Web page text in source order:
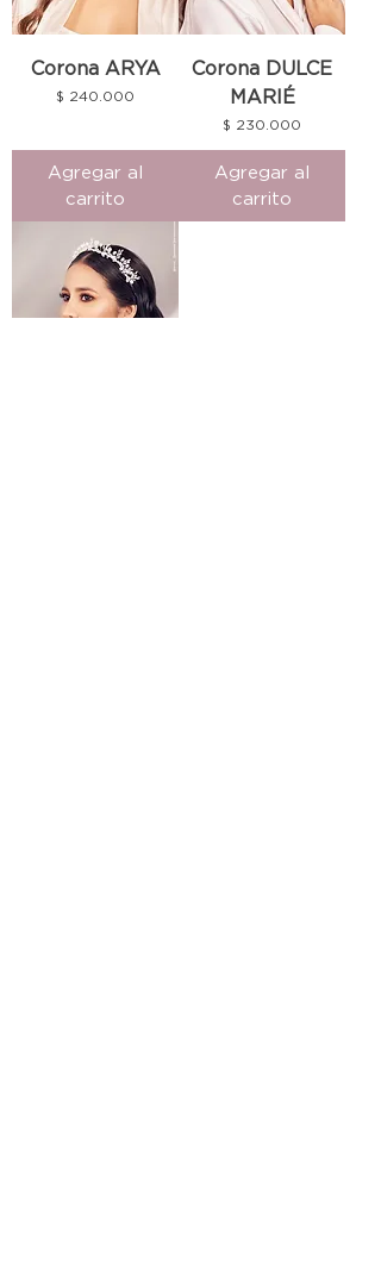
Corona ARYA
Precio
$ 240.000
Agregar al
carrito
Corona DULCE
MARIÉ
Precio
$ 230.000
Agregar al
carrito